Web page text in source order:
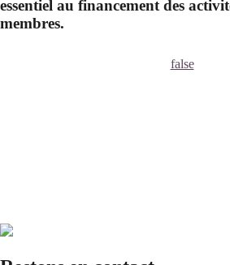
essentiel au financement des
membres.
false